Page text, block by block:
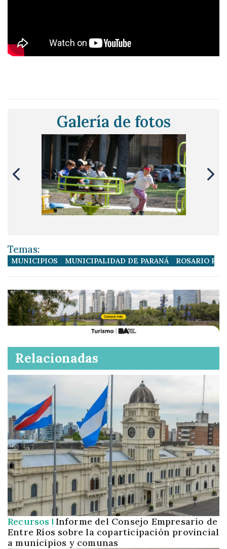
Galería de fotos
Temas:
MUNICIPIOS MUNICIPALIDAD DE PARANÁ ROSARIO
Relacionadas
Recursos
Informe del Consejo Empresario de
Entre Ríos sobre la coparticipación provincial
a municipios y comunas